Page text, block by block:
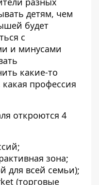
детям, чем
будет
с
и минусами
какие-то
профессия
откроются 4
зона;
для всей семьи);
(торговые